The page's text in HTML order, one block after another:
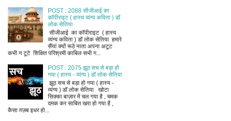
POST : 2088 सीजीआई का
कॉपीराइट ( हास्य व्यंग्य कविता ) डॉ
लोक सेतिया
सीजीआई का कॉपीराइट ( हास्य
व्यंग्य कविता ) डॉ लोक सेतिया हमारे
सैंयां क्यों रूठे नाता अपना अटूट
कभी न टूटे शिक्षित परिश्रमी काबिल सभी ग...
POST : 2075 झूठ सच से बड़ा हो
गया ( हास्य - व्यंग्य ) डॉ लोक सेतिया
झूठ सच से बड़ा हो गया ( हास्य -
व्यंग्य ) डॉ लोक सेतिया खोटा
सिक्का बाज़ार में चल गया है , चमक
दमक कर साबित खरा हो गया है ,
कैसा ग़ज़ब इधर हो...